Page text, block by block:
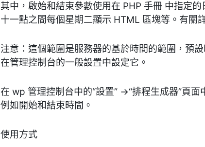
其中，啟始和結束參數使用在 PHP 手冊 中指定
十一點之間每個星期二顯示 HTML 區塊等。有關
注意：這個範圍是服務器的基於時間的範圍，預
在管理控制台的一般設置中設定它。
在 wp 管理控制台中的“設置” ->“排程生成器”頁
例如開始和結束時間。
使用方式